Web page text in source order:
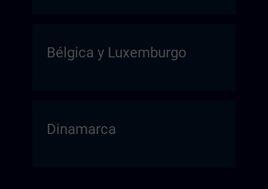
Bélgica y Luxemburgo
Dinamarca